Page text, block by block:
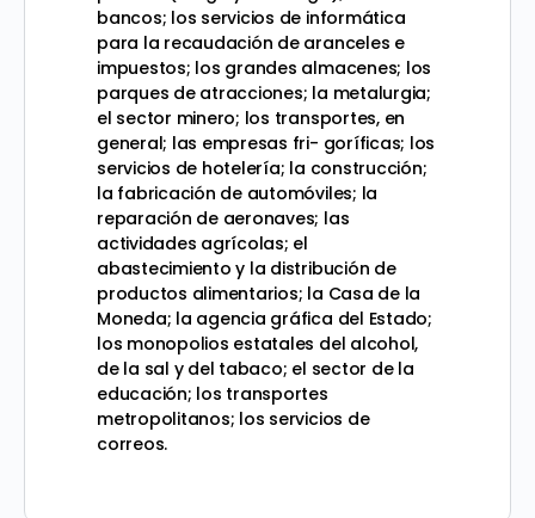
bancos; los servicios de informática
para la recaudación de aranceles e
impuestos; los grandes almacenes; los
parques de atracciones; la metalurgia;
el sector minero; los transportes, en
general; las empresas fri- goríficas; los
servicios de hotelería; la construcción;
la fabricación de automóviles; la
reparación de aeronaves; las
actividades agrícolas; el
abastecimiento y la distribución de
productos alimentarios; la Casa de la
Moneda; la agencia gráfica del Estado;
los monopolios estatales del alcohol,
de la sal y del tabaco; el sector de la
educación; los transportes
metropolitanos; los servicios de
correos.